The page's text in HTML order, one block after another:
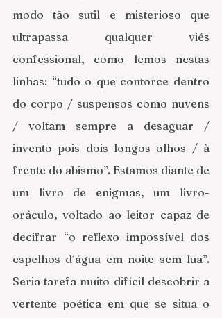
modo tão sutil e misterioso que
ultrapassa qualquer viés
confessional, como lemos nestas
linhas: “tudo o que contorce dentro
do corpo / suspensos como nuvens
/ voltam sempre a desaguar /
invento pois dois longos olhos / à
frente do abismo”. Estamos diante de
um livro de enigmas, um livro-
oráculo, voltado ao leitor capaz de
decifrar “o reflexo impossível dos
espelhos d´água em noite sem lua”.
Seria tarefa muito difícil descobrir a
vertente poética em que se situa o